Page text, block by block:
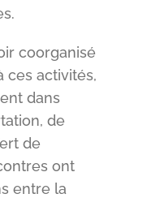
coorganisé
ces activités,
dans
de
de
ont
entre la